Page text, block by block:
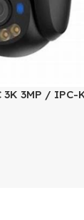
3MP / IPC-